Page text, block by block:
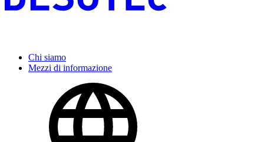
Chi siamo
Mezzi di informazione